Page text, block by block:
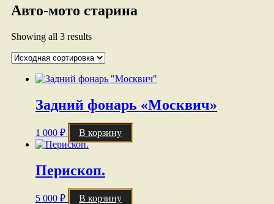
Авто-мото старина
Showing all 3 results
Задний фонарь «Москвич»
1 000 ₽ В корзину
Перископ.
5 000 ₽ В корзину